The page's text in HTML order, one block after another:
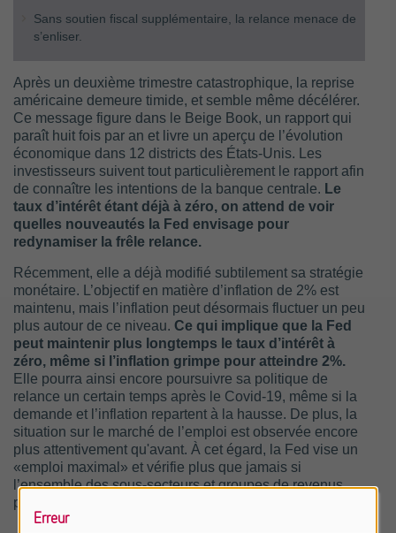
Sans soutien fiscal supplémentaire, la relance menace de
s’enliser.
Après un deuxième trimestre catastrophique, la reprise
américaine demeure timide, et semble même décélérer.
Ce message figure dans le Beige Book, un rapport qui
paraît huit fois par an et livre un aperçu de l’évolution
économique dans 12 districts des États-Unis. Les
investisseurs suivent tout particulièrement le rapport afin
de connaître les intentions de la banque centrale. Le
taux d’intérêt étant déjà à zéro, on attend de voir
quelles nouveautés la Fed envisage pour
redynamiser la frêle relance.
Récemment, elle a déjà modifié subtilement sa stratégie
monétaire. L’objectif en matière d’inflation de 2% est
maintenu, mais l’inflation peut désormais fluctuer un peu
plus autour de ce niveau. Ce qui implique que la Fed
peut maintenir plus longtemps le taux d’intérêt à
zéro, même si l’inflation grimpe pour atteindre 2%.
Elle pourra ainsi encore poursuivre sa politique de
relance un certain temps après le Covid-19, même si la
demande et l’inflation repartent à la hausse. De plus, la
situation sur le marché de l’emploi est observée encore
plus attentivement qu'avant. À cet égard, la Fed vise un
«emploi maximal» et vérifie plus que jamais si
l’ensemble des sous-secteurs et groupes de revenus
profitent suffisamment d’un redressement.
Erreur